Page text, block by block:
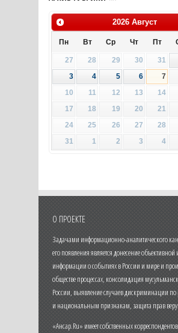
2026 Август
Пн Вт Ср Чт Пт
27 28 29 30 31
3
4 5 6 7
10
11 12 13 14
17
18 19 20 21
24
25 26 27 28
31
1 2 3 4
О ПРОЕКТЕ
Задачами информационно-аналитического
его появления является донесение объективной
информации о событиях в России и мире и
обществе процессах, консолидация
России, выявление случаев дискриминации
и национальным признакам, защита прав
«Ансар.Ru» имеет собственных